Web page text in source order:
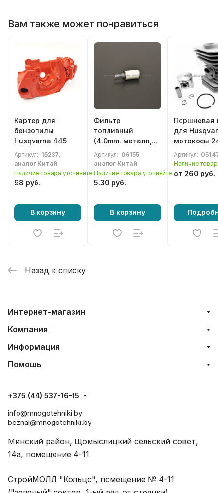
Вам также может понравиться
Картер для
бензопилы
Husqvarna 445
Артикул: 15237,
аналог Китай
Наличие товара уточняйте
98 руб.
В корзину
Фильтр
топливный
(4.0mm. металл,
порекс)
бензотехники
Husqvarna,
Jonsered, Partner
Артикул: 06155
аналог Китай
Наличие товара уточняйте
5.30 руб.
В корзину
Поршневая
для
мотокосы
Jonsered
McCulloch
Partner 411
Артикул:
Наличие
от 260 руб.
Назад к списку
Интернет-магазин
Компания
Информация
Помощь
+375 (44) 537-16-15
info@mnogotehniki.by
beznal@mnogotehniki.by
Минский район, Щомыслицкий сельский совет,
14а, помещение 4-11
СтройМОЛЛ "Кольцо", помещение № 4-11